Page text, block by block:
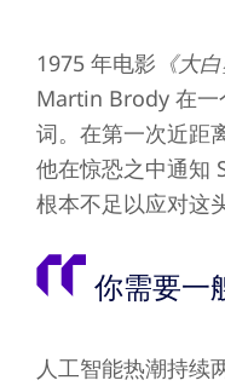
1975 年电影 《大
Martin Brody 在一
词。在第一次近距
他在惊恐之中通知
根本不足以应对这
你需要一
人工智能热潮持续